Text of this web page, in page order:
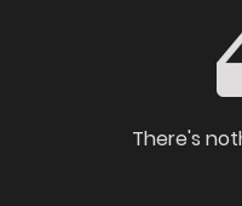
There's